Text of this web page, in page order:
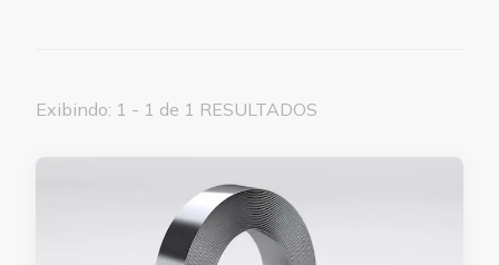
Exibindo: 1 - 1 de 1 RESULTADOS